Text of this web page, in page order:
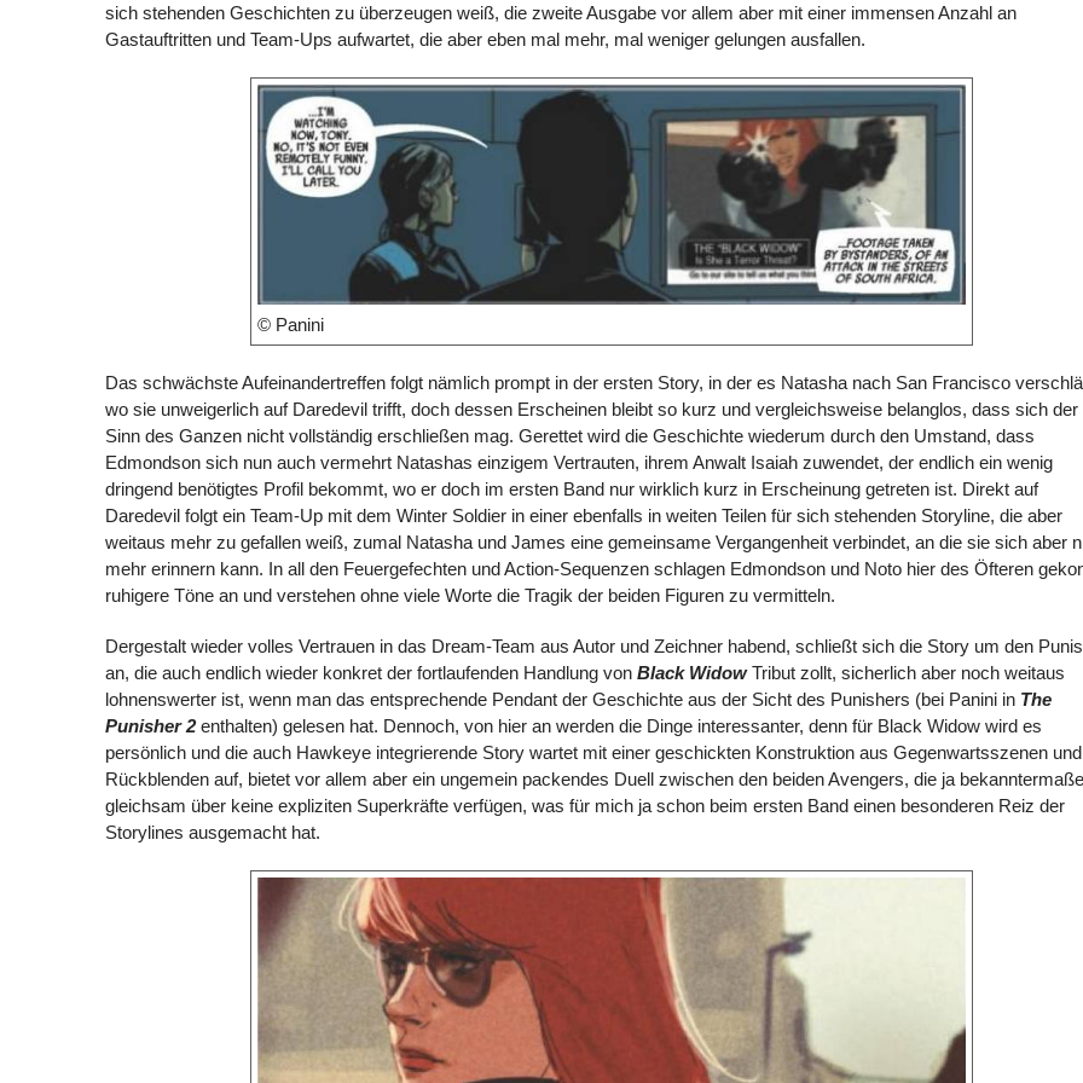
sich stehenden Geschichten zu überzeugen weiß, die zweite Ausgabe vor allem aber mit einer immensen Anzahl an
Gastauftritten und Team-Ups aufwartet, die aber eben mal mehr, mal weniger gelungen ausfallen.
© Panini
Das schwächste Aufeinandertreffen folgt nämlich prompt in der ersten Story, in der es Natasha nach San Francisco
wo sie unweigerlich auf Daredevil trifft, doch dessen Erscheinen bleibt so kurz und vergleichsweise belanglos, dass sich der
Sinn des Ganzen nicht vollständig erschließen mag. Gerettet wird die Geschichte wiederum durch den Umstand, dass
Edmondson sich nun auch vermehrt Natashas einzigem Vertrauten, ihrem Anwalt Isaiah zuwendet, der endlich ein wenig
dringend benötigtes Profil bekommt, wo er doch im ersten Band nur wirklich kurz in Erscheinung getreten ist. Direkt auf
Daredevil folgt ein Team-Up mit dem Winter Soldier in einer ebenfalls in weiten Teilen für sich stehenden Storyline, die aber
weitaus mehr zu gefallen weiß, zumal Natasha und James eine gemeinsame Vergangenheit verbindet, an die sie sich aber
mehr erinnern kann. In all den Feuergefechten und Action-Sequenzen schlagen Edmondson und Noto hier des Öfteren
ruhigere Töne an und verstehen ohne viele Worte die Tragik der beiden Figuren zu vermitteln.
Dergestalt wieder volles Vertrauen in das Dream-Team aus Autor und Zeichner habend, schließt sich die Story um den
an, die auch endlich wieder konkret der fortlaufenden Handlung von Black WidowTribut zollt, sicherlich aber noch weitaus
lohnenswerter ist, wenn man das entsprechende Pendant der Geschichte aus der Sicht des Punishers (bei Panini in The
Punisher 2enthalten) gelesen hat. Dennoch, von hier an werden die Dinge interessanter, denn für Black Widow wird es
persönlich und die auch Hawkeye integrierende Story wartet mit einer geschickten Konstruktion aus Gegenwartsszenen und
Rückblenden auf, bietet vor allem aber ein ungemein packendes Duell zwischen den beiden Avengers, die ja
gleichsam über keine expliziten Superkräfte verfügen, was für mich ja schon beim ersten Band einen besonderen Reiz der
Storylines ausgemacht hat.